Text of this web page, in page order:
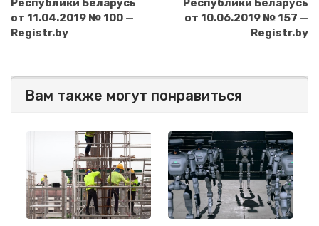
Республики Беларусь
от 11.04.2019 № 100 —
Registr.by
Республики Беларусь
от 10.06.2019 № 157 —
Registr.by
Вам также могут понравиться